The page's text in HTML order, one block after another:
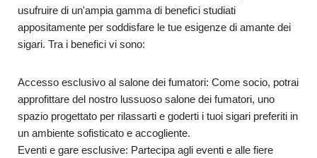
usufruire di un'ampia gamma di benefici studiati
appositamente per soddisfare le tue esigenze di amante dei
sigari. Tra i benefici vi sono:
Accesso esclusivo al salone dei fumatori: Come socio, potrai
approfittare del nostro lussuoso salone dei fumatori, uno
spazio progettato per rilassarti e goderti i tuoi sigari preferiti in
un ambiente sofisticato e accogliente.
Eventi e gare esclusive: Partecipa agli eventi e alle fiere